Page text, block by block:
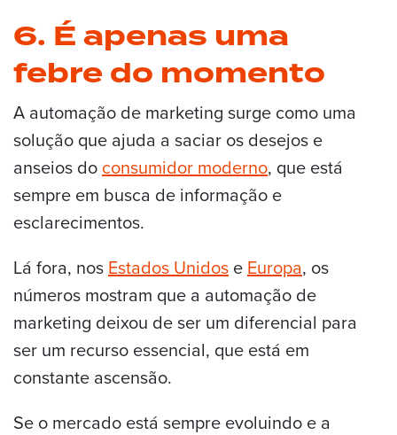
6. É apenas uma
febre do momento
A automação de marketing surge como uma
solução que ajuda a saciar os desejos e
anseios do consumidor moderno, que está
sempre em busca de informação e
esclarecimentos.
Lá fora, nos Estados Unidos e Europa, os
números mostram que a automação de
marketing deixou de ser um diferencial para
ser um recurso essencial, que está em
constante ascensão.
Se o mercado está sempre evoluindo e a